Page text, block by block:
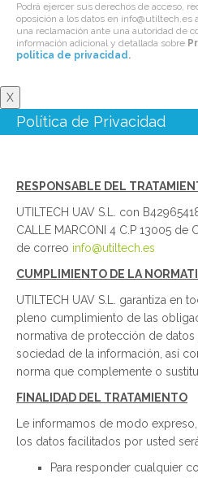
Podrá ejercer sus derechos de acceso,
oposición a los datos en info@utiltech.es
una reclamación ante una autoridad de
información adicional y detallada sobre
politica de privacidad.
X
Política de Privacidad
RESPONSABLE DEL
UTILTECH UAV S.L. con
CALLE MARCONI 4 C.P 13005 de
de correo info@utiltech.es
CUMPLIMIENTO DE LA
UTILTECH UAV S.L. garantiza en
pleno cumplimiento de las
normativa de protección de
sociedad de la información, así
norma que complemente o
FINALIDAD DEL TRATAMIENTO
Le informamos de modo
los datos facilitados por usted
Para responder cualquier